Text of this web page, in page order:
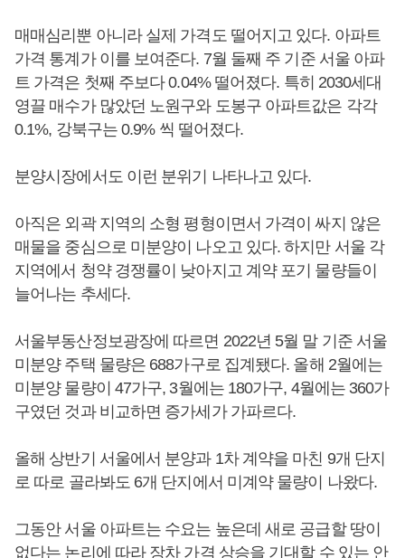
매매심리뿐 아니라 실제 가격도 떨어지고 있다. 아파트
가격 통계가 이를 보여준다. 7월 둘째 주 기준 서울 아파
트 가격은 첫째 주보다 0.04% 떨어졌다. 특히 2030세대
영끌 매수가 많았던 노원구와 도봉구 아파트값은 각각
0.1%, 강북구는 0.9% 씩 떨어졌다.
분양시장에서도 이런 분위기 나타나고 있다.
아직은 외곽 지역의 소형 평형이면서 가격이 싸지 않은
매물을 중심으로 미분양이 나오고 있다. 하지만 서울 각
지역에서 청약 경쟁률이 낮아지고 계약 포기 물량들이
늘어나는 추세다.
서울부동산정보광장에 따르면 2022년 5월 말 기준 서울
미분양 주택 물량은 688가구로 집계됐다. 올해 2월에는
미분양 물량이 47가구, 3월에는 180가구, 4월에는 360가
구였던 것과 비교하면 증가세가 가파르다.
올해 상반기 서울에서 분양과 1차 계약을 마친 9개 단지
로 따로 골라봐도 6개 단지에서 미계약 물량이 나왔다.
그동안 서울 아파트는 수요는 높은데 새로 공급할 땅이
없다는 논리에 따라 장차 가격 상승을 기대할 수 있는 안